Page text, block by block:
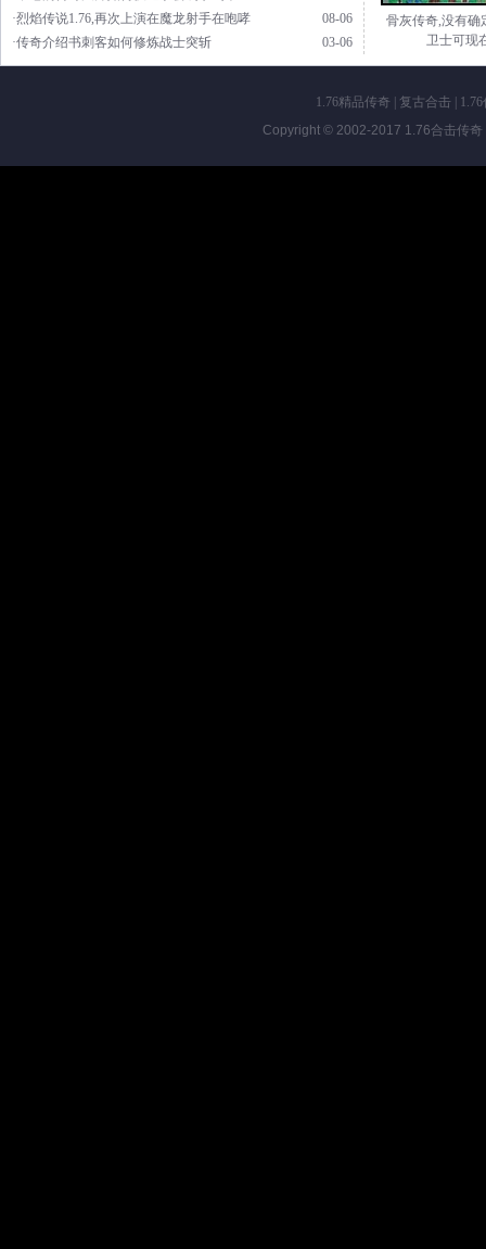
08-06
·烈焰传说1.76,再次上演在魔龙射手在咆哮
03-06
·传奇介绍书刺客如何修炼战士突斩
骨灰传奇,没有确
卫士可现
1.76精品传奇 复古合击|
Copyright © 2002-2017 1.76合击传奇